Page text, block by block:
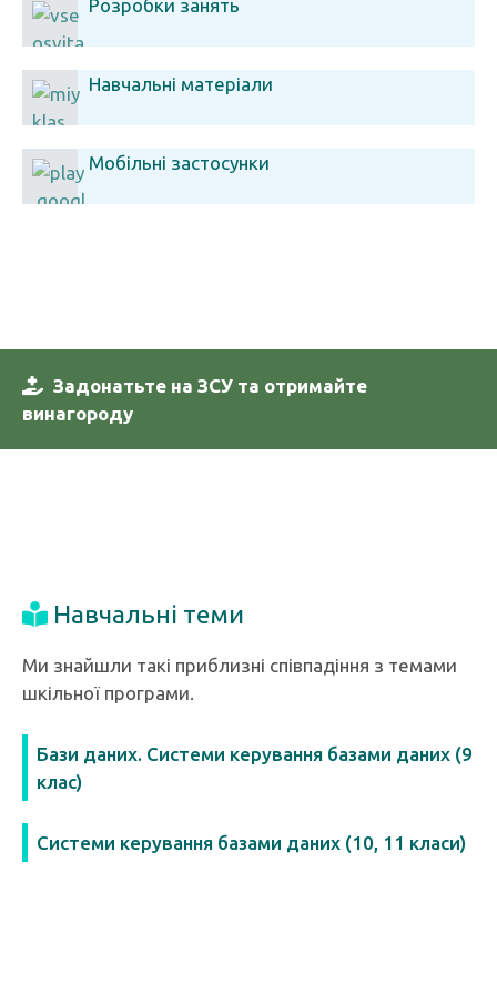
Розробки занять
Навчальні матеріали
Мобільні застосунки
Задонатьте на ЗСУ та отримайте
винагороду
Навчальні теми
Ми знайшли такі приблизні співпадіння з темами
шкільної програми.
Бази даних. Системи керування базами даних (9
клас)
Системи керування базами даних (10, 11 класи)